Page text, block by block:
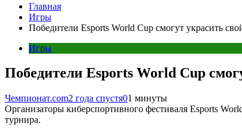
Главная
Игры
Победители Esports World Cup смогут украсить
Игры
Победители Esports World Cup
Чемпионат.com2 года спустя01 минуты
Организаторы киберспортивного фестиваля Esports
турнира.